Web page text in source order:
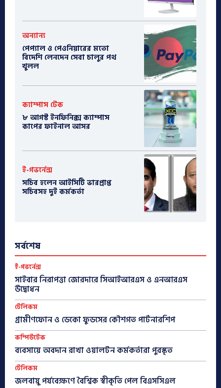
অন্যান্য
পেপ্যাল ও পেওনিয়ারের মতো
বিদেশি লেনদেন সেবা চালুর পথ
খুলল
ক্যাম্পাস টেক
৮ আগস্ট ইনফিনিক্স ক্যাম্পাস
কাপের ফাইনাল আসর
ই-গভর্নেন্স
সচিব হলেন আইসিটি ভারপ্রাপ্ত
সচিবসহ দুই কর্মকর্তা
সর্বশেষ
ই-গভর্নেন্স
সাইবার নিরাপত্তা জোরদারে সিআইআরএস ও এনআরএস
উদ্বোধন
টেলিকম
গ্রামীণফোন ও ডেকো ফুডসের কৌশগত পার্টনারশিপ
কম্পিউটেক
ব্যবসায়ে অবদান রাখা ওয়ালটন কর্মকর্তারা পুরস্কৃত
টেলিকম
জলবায়ু পর্যবেক্ষণে বৈশ্বিক স্বীকৃতি পেল বিএসসিএল